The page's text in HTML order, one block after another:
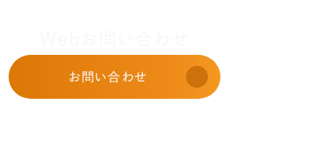
お問い合わせ